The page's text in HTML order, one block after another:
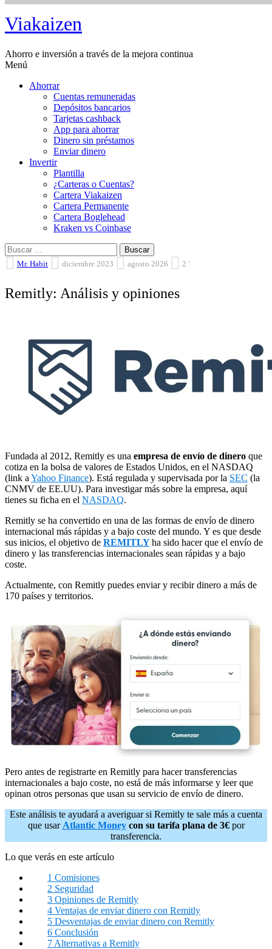
Saltar
al
Viakaizen
Ahorro e inversión a través de la mejora continua
Menú
Ahorrar
Cuentas remuneradas
Depósitos bancarios
Tarjetas cashback
App para ahorrar
Dinero sin préstamos
Enviar dinero
Invertir
Plantilla
¿Carteras o Cuentas?
Cartera Viakaizen
Cartera Permanente
Cartera Boglehead
Kraken vs Coinbase
Buscar:
Mr. Habit diciembre 2023 agosto 2026 2 '
Remitly: Análisis y opiniones
Fundada al 2012, Remitly es una empresa de envío de dinero que
cotiza en la bolsa de valores de Estados Unidos, en el NASDAQ
(link a Yahoo Finance). Está regulada y supervisada por la SEC (la
CNMV de EE.UU). Para investigar más sobre la empresa, aquí
tienes su ficha en el NASDAQ.
Remitly se ha convertido en una de las formas de envío de dinero
internacional más rápidas y a bajo coste del mundo. Y es que desde
sus inicios, el objetivo de REMITLY ha sido hacer que el envío de
dinero y las transferencias internacionales sean rápidas y a bajo
coste.
Actualmente, con Remitly puedes enviar y recibir dinero a más de
170 países y territorios.
Pero antes de registrarte en Remitly para hacer transferencias
internacionales a bajo coste, no está de más informarse y leer que
opinan otros personas que usan su servicio de envío de dinero.
Este análisis te ayudará a averiguar si Remitly te sale más a cuenta
que usar Atlantic Moneycon su tarifa plana de 3€por
transferencia.
Lo que verás en este artículo
1 Comisiones
2 Seguridad
3 Opiniones de Remitly
4 Ventajas de enviar dinero con Remitly
5 Desventajas de enviar dinero con Remitly
6 Conclusión
7 Alternativas a Remitly